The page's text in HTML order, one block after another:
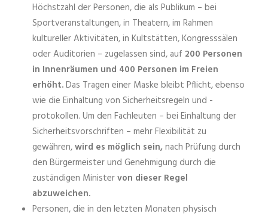
Höchstzahl der Personen, die als Publikum – bei
Sportveranstaltungen, in Theatern, im Rahmen
kultureller Aktivitäten, in Kultstätten, Kongresssälen
oder Auditorien – zugelassen sind, auf 200 Personen
in Innenräumen und 400 Personen im Freien
erhöht.Das Tragen einer Maske bleibt Pflicht, ebenso
wie die Einhaltung von Sicherheitsregeln und -
protokollen. Um den Fachleuten – bei Einhaltung der
Sicherheitsvorschriften – mehr Flexibilität zu
gewähren,wird es möglich sein,nach Prüfung durch
den Bürgermeister und Genehmigung durch die
zuständigen Ministervon dieser Regel
abzuweichen.
Personen, die in den letzten Monaten physisch